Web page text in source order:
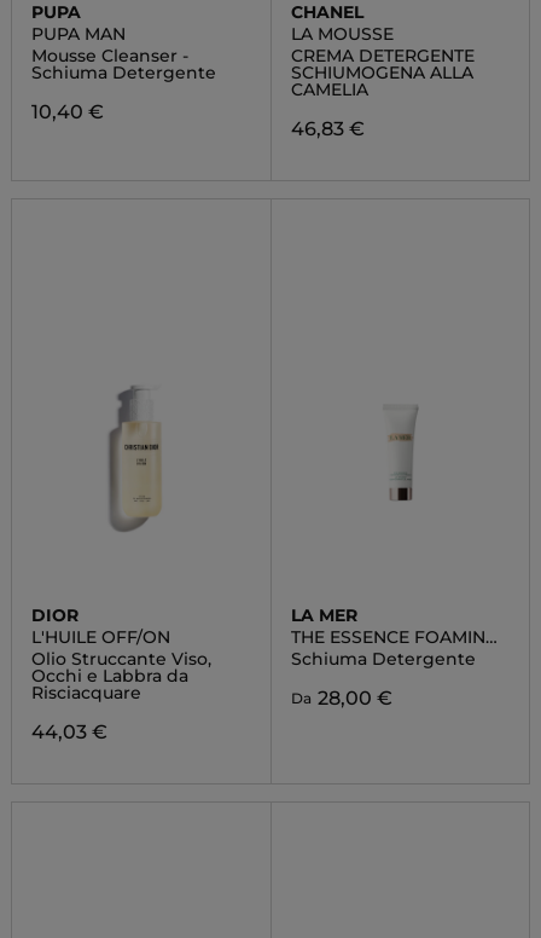
PUPA
PUPA MAN
Mousse Cleanser -
Schiuma Detergente
10,40 €
CHANEL
LA MOUSSE
CREMA DETERGENTE
SCHIUMOGENA ALLA
CAMELIA
46,83 €
DIOR
L'HUILE OFF/ON
Olio Struccante Viso,
Occhi e Labbra da
Risciacquare
44,03 €
LA MER
THE ESSENCE FOAMING
CLEANSER
Schiuma Detergente
Da 28,00 €